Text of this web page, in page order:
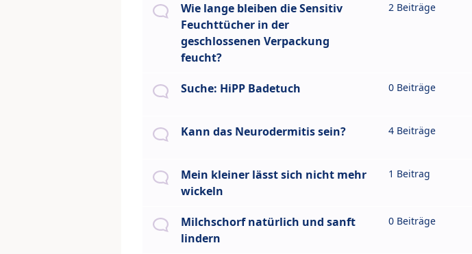
Wie lange bleiben die Sensitiv
Feuchttücher in der
geschlossenen Verpackung
feucht?
2 Beiträge
Suche: HiPP Badetuch 0 Beiträge
Kann das Neurodermitis sein? 4 Beiträge
Mein kleiner lässt sich nicht mehr
wickeln
1 Beitrag
Milchschorf natürlich und sanft
lindern
0 Beiträge